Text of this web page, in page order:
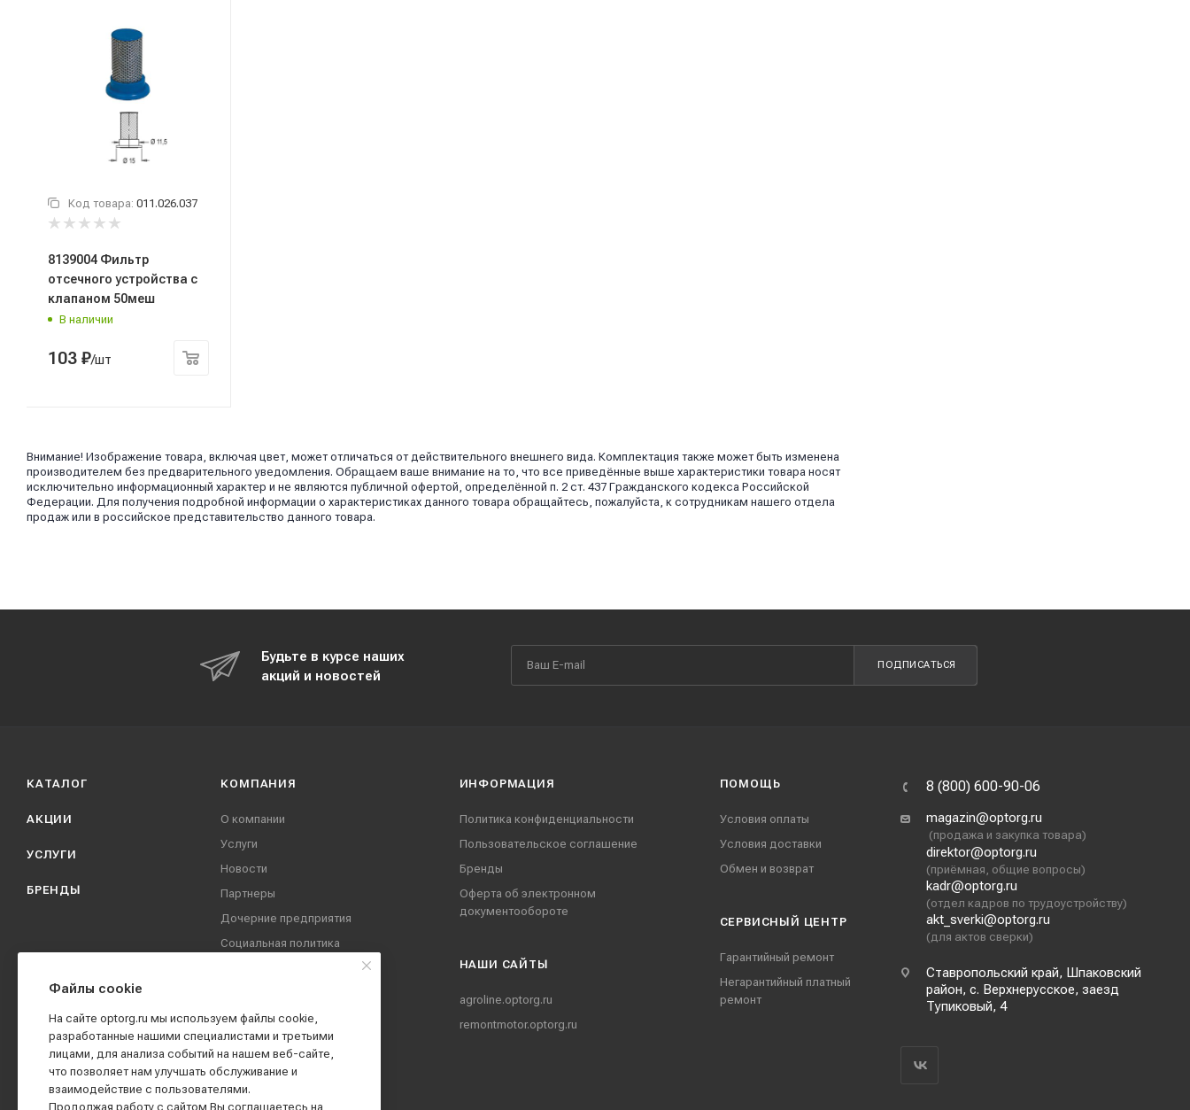
Код товара: 011.026.037
8139004 Фильтр
отсечного устройства с
клапаном 50меш
В наличии
103 ₽/шт
Внимание! Изображение товара, включая цвет, может отличаться от действительного внешнего вида. Комплектация также может быть изменена
производителем без предварительного уведомления. Обращаем ваше внимание на то, что все приведённые выше характеристики товара носят
исключительно информационный характер и не являются публичной офертой, определённой п. 2 ст. 437 Гражданского кодекса Российской
Федерации. Для получения подробной информации о характеристиках данного товара обращайтесь, пожалуйста, к сотрудникам нашего отдела
продаж или в российское представительство данного товара.
Будьте в курсе наших
акций и новостей
ПОДПИСАТЬСЯ
КАТАЛОГ
АКЦИИ
УСЛУГИ
БРЕНДЫ
КОМПАНИЯ
О компании
Услуги
Новости
Партнеры
Дочерние предприятия
Социальная политика
Вакансии
Реквизиты
Контакты
ИНФОРМАЦИЯ
Политика конфиденциальности
Пользовательское соглашение
Бренды
Оферта об электронном
документообороте
НАШИ CАЙТЫ
agroline.optorg.ru
remontmotor.optorg.ru
ПОМОЩЬ
Условия оплаты
Условия доставки
Обмен и возврат
СЕРВИСНЫЙ ЦЕНТР
Гарантийный ремонт
Негарантийный платный
ремонт
8 (800) 600-90-06
magazin@optorg.ru
(продажа и закупка товара)
direktor@optorg.ru
(приёмная, общие вопросы)
kadr@optorg.ru
(отдел кадров по трудоустройству)
akt_sverki@optorg.ru
(для актов сверки)
Ставропольский край, Шпаковский
район, с. Верхнерусское, заезд
Тупиковый, 4
Файлы cookie
На сайте optorg.ru мы используем файлы cookie,
разработанные нашими специалистами и третьими
лицами, для анализа событий на нашем веб-сайте,
что позволяет нам улучшать обслуживание и
взаимодействие с пользователями.
Продолжая работу с сайтом Вы соглашаетесь на